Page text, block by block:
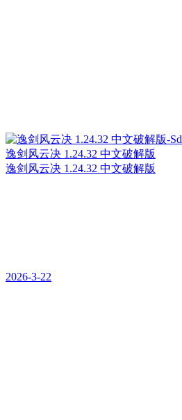
逸剑风云决 1.24.32 中文破解版
逸剑风云决 1.24.32 中文破解版
2026-3-22